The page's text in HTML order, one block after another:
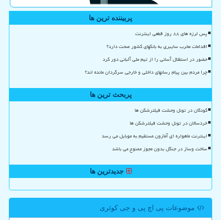
پربیننده ترین ها
پس لرزه های ۸۸ روز قطعی اینترنت
اقدامات مخرب سایبری به بانکهای کشور صحت دارد؟
حضور در استقلال آسانی را از تیم ملی آلبانی دور کرد
چرا مردم بین پیام رسانهای داخلی و خارجی سرگردان مانده اند؟
پربحث ترین ها
کودکان در تونل وحشت فیلترشکن ها
خردسالان در تونل وحشت فیلترشکن ها
اینترنت ماهواره ای آمازون مستقیم به موبایل می رسد
ساخت وساز در جنگل بدون مجوز ممنوع می باشد
جدیدترین ها
موضوعات پی اچ پی و جی كوئری